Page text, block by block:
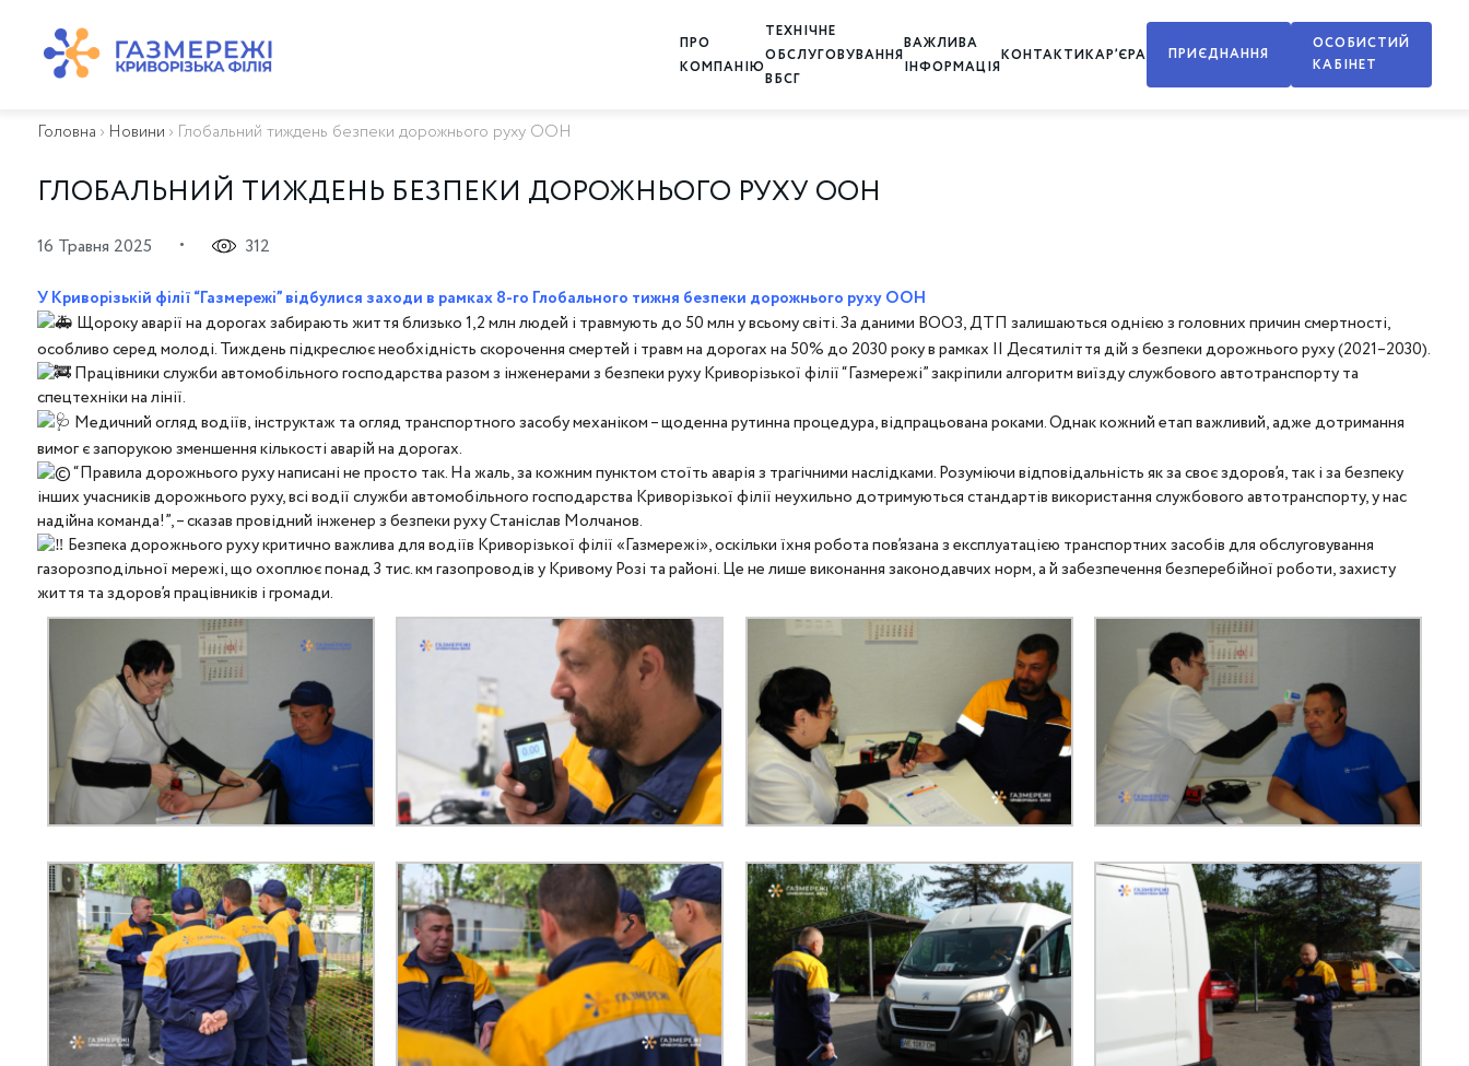
ПРО
КОМПАНІЮ
ТЕХНІЧНЕ
ОБСЛУГОВУВАННЯ
ВБСГ
ВАЖЛИВА
ІНФОРМАЦІЯ
КОНТАКТИКАР’ЄРА ПРИЄДНАННЯ
ОСОБИСТИЙ
КАБІНЕТ
ПРО КОМПАНІЮ
ВАЖЛИВА ІНФОРМАЦІЯ
КАР’ЄРА
ПРИЄДНАННЯ
КГУ
ОСОБИСТИЙ КАБІНЕТ
Головна › Новини › Глобальний тиждень безпеки дорожнього руху ООН
ГЛОБАЛЬНИЙ ТИЖДЕНЬ БЕЗПЕКИ ДОРОЖНЬОГО РУХУ ООН
16 Травня 2025 • 312
У Криворізькій філії “Газмережі” відбулися заходи в рамках 8-го Глобального тижня безпеки дорожнього руху ООН
Щороку аварії на дорогах забирають життя близько 1,2 млн людей і травмують до 50 млн у всьому світі. За даними ВООЗ, ДТП залишаються однією з головних причин смертності,
особливо серед молоді. Тиждень підкреслює необхідність скорочення смертей і травм на дорогах на 50% до 2030 року в рамках II Десятиліття дій з безпеки дорожнього руху (2021–2030).
Працівники служби автомобільного господарства разом з інженерами з безпеки руху Криворізької філії “Газмережі” закріпили алгоритм виїзду службового автотранспорту та
спецтехніки на лінії.
Медичний огляд водіїв, інструктаж та огляд транспортного засобу механіком – щоденна рутинна процедура, відпрацьована роками. Однак кожний етап важливий, адже дотримання
вимог є запорукою зменшення кількості аварій на дорогах.
“Правила дорожнього руху написані не просто так. На жаль, за кожним пунктом стоїть аварія з трагічними наслідками. Розуміючи відповідальність як за своє здоров’я, так і за безпеку
інших учасників дорожнього руху, всі водії служби автомобільного господарства Криворізької філії неухильно дотримуються стандартів використання службового автотранспорту, у нас
надійна команда!”, – сказав провідний інженер з безпеки руху Станіслав Молчанов.
Безпека дорожнього руху критично важлива для водіїв Криворізької філії «Газмережі», оскільки їхня робота пов’язана з експлуатацією транспортних засобів для обслуговування
газорозподільної мережі, що охоплює понад 3 тис. км газопроводів у Кривому Розі та районі. Це не лише виконання законодавчих норм, а й забезпечення безперебійної роботи, захисту
життя та здоров’я працівників і громади.